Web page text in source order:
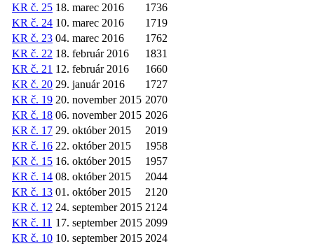
KR č. 25 18. marec 2016
1736
KR č. 24 10. marec 2016
1719
KR č. 23 04. marec 2016
1762
KR č. 22 18. február 2016
1831
KR č. 21 12. február 2016
1660
KR č. 20 29. január 2016
1727
KR č. 19 20. november 2015 2070
KR č. 18 06. november 2015 2026
KR č. 17 29. október 2015
2019
KR č. 16 22. október 2015
1958
KR č. 15 16. október 2015
1957
KR č. 14 08. október 2015
2044
KR č. 13 01. október 2015
2120
KR č. 12 24. september 2015 2124
KR č. 11 17. september 2015 2099
KR č. 10 10. september 2015 2024